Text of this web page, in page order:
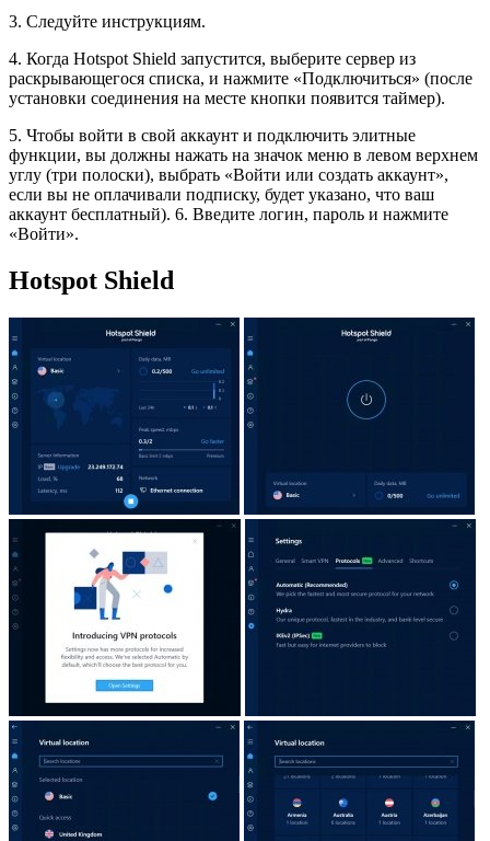
3. Следуйте инструкциям.
4. Когда Hotspot Shield запустится, выберите сервер из
раскрывающегося списка, и нажмите «Подключиться» (после
установки соединения на месте кнопки появится таймер).
5. Чтобы войти в свой аккаунт и подключить элитные
функции, вы должны нажать на значок меню в левом верхнем
углу (три полоски), выбрать «Войти или создать аккаунт»,
если вы не оплачивали подписку, будет указано, что ваш
аккаунт бесплатный). 6. Введите логин, пароль и нажмите
«Войти».
Hotspot Shield